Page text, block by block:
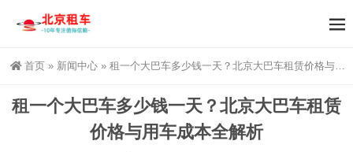
首页 » 新闻中心 » 租一个大巴车多少钱一天？北京大巴车租赁价格与用车成本全解析
租一个大巴车多少钱一天？北京大巴车租赁
价格与用车成本全解析